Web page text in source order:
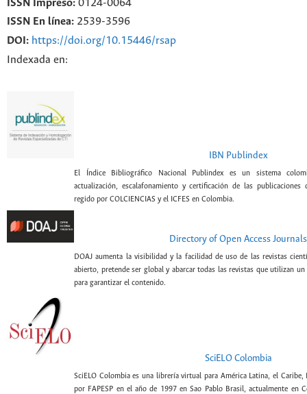
ISSN Impreso: 0124-0064
ISSN En línea: 2539-3596
DOI: https://doi.org/10.15446/rsap
Indexada en:
IBN Publindex
El Índice Bibliográfico Nacional Publindex es un sistema
actualización, escalafonamiento y certificación de las publicaciones
regido por COLCIENCIAS y el ICFES en Colombia.
Directory of Open Access Journals
DOAJ aumenta la visibilidad y la facilidad de uso de las revistas
abierto, pretende ser global y abarcar todas las revistas que utilizan
para garantizar el contenido.
SciELO Colombia
SciELO Colombia es una librería virtual para América Latina, el Caribe,
por FAPESP en el año de 1997 en Sao Pablo Brasil, actualmente en